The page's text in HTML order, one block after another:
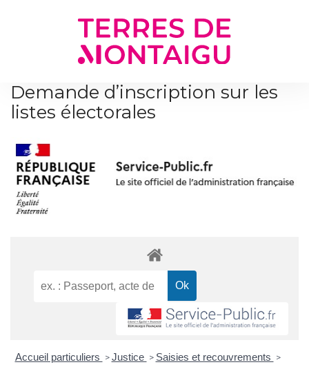
Demande d’inscription sur les
listes électorales
Accueil particuliers > Justice > Saisies et recouvrements >